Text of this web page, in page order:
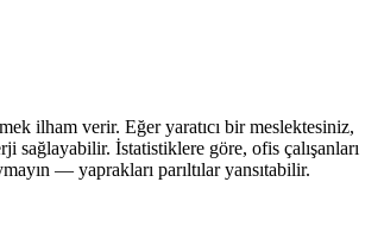
ilham verir. Eğer yaratıcı bir meslektesiniz,
sağlayabilir. İstatistiklere göre, ofis çalışanları
— yaprakları parıltılar yansıtabilir.